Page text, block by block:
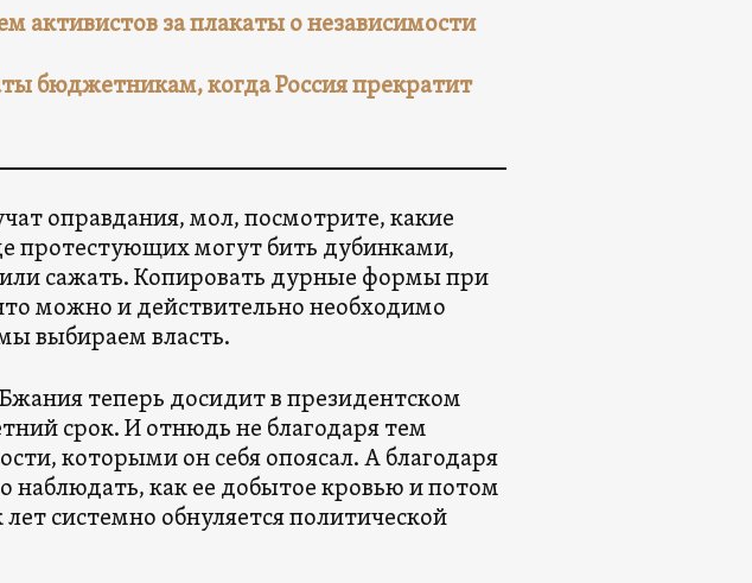
активистов за плакаты о независимости
бюджетникам, когда Россия прекратит
оправдания, мол, посмотрите, какие
протестующих могут бить дубинками,
сажать. Копировать дурные формы при
можно и действительно необходимо
выбираем власть.
теперь досидит в президентском
срок. И отнюдь не благодаря тем
которыми он себя опоясал. А благодаря
наблюдать, как ее добытое кровью и потом
системно обнуляется политической